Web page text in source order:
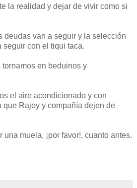
la realidad y dejar de vivir como si
deudas van a seguir y la selección
seguir con el tiqui taca.
en beduinos y
el aire acondicionado y con
que Rajoy y compañía dejen de
muela, ¡por favor!, cuanto antes.